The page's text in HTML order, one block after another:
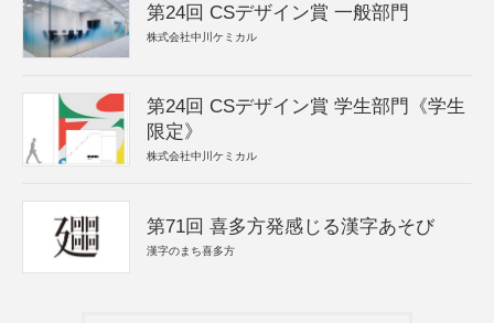
第24回 CSデザイン賞 一般部門
株式会社中川ケミカル
第24回 CSデザイン賞 学生部門《学生
限定》
株式会社中川ケミカル
第71回 喜多方発感じる漢字あそび
漢字のまち喜多方